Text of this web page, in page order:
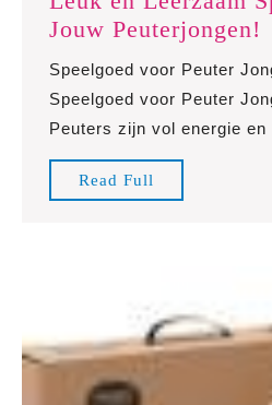
Jouw Peuterjongen!
Speelgoed voor Peuter
Speelgoed voor Peuter
Peuters zijn vol energie
Read Full
Full